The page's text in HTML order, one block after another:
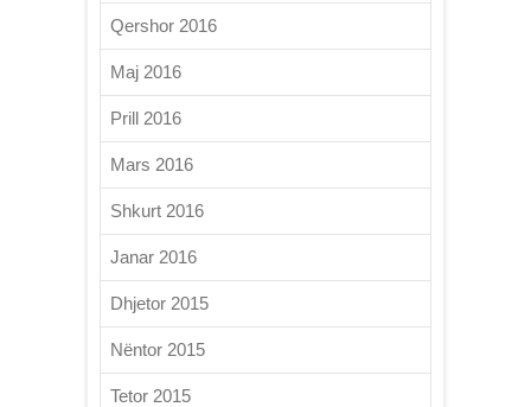
Qershor 2016
Maj 2016
Prill 2016
Mars 2016
Shkurt 2016
Janar 2016
Dhjetor 2015
Nëntor 2015
Tetor 2015